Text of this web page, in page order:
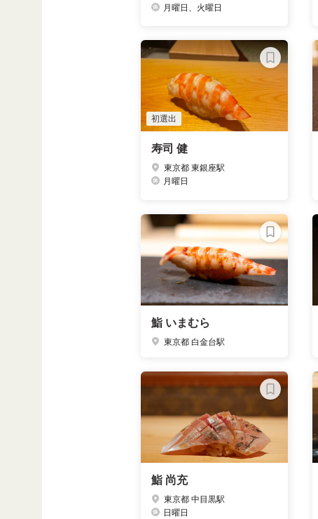
月曜日、火曜日
初選出
寿司 健
東京都 東銀座駅
月曜日
鮨 いまむら
東京都 白金台駅
鮨 尚充
東京都 中目黒駅
日曜日